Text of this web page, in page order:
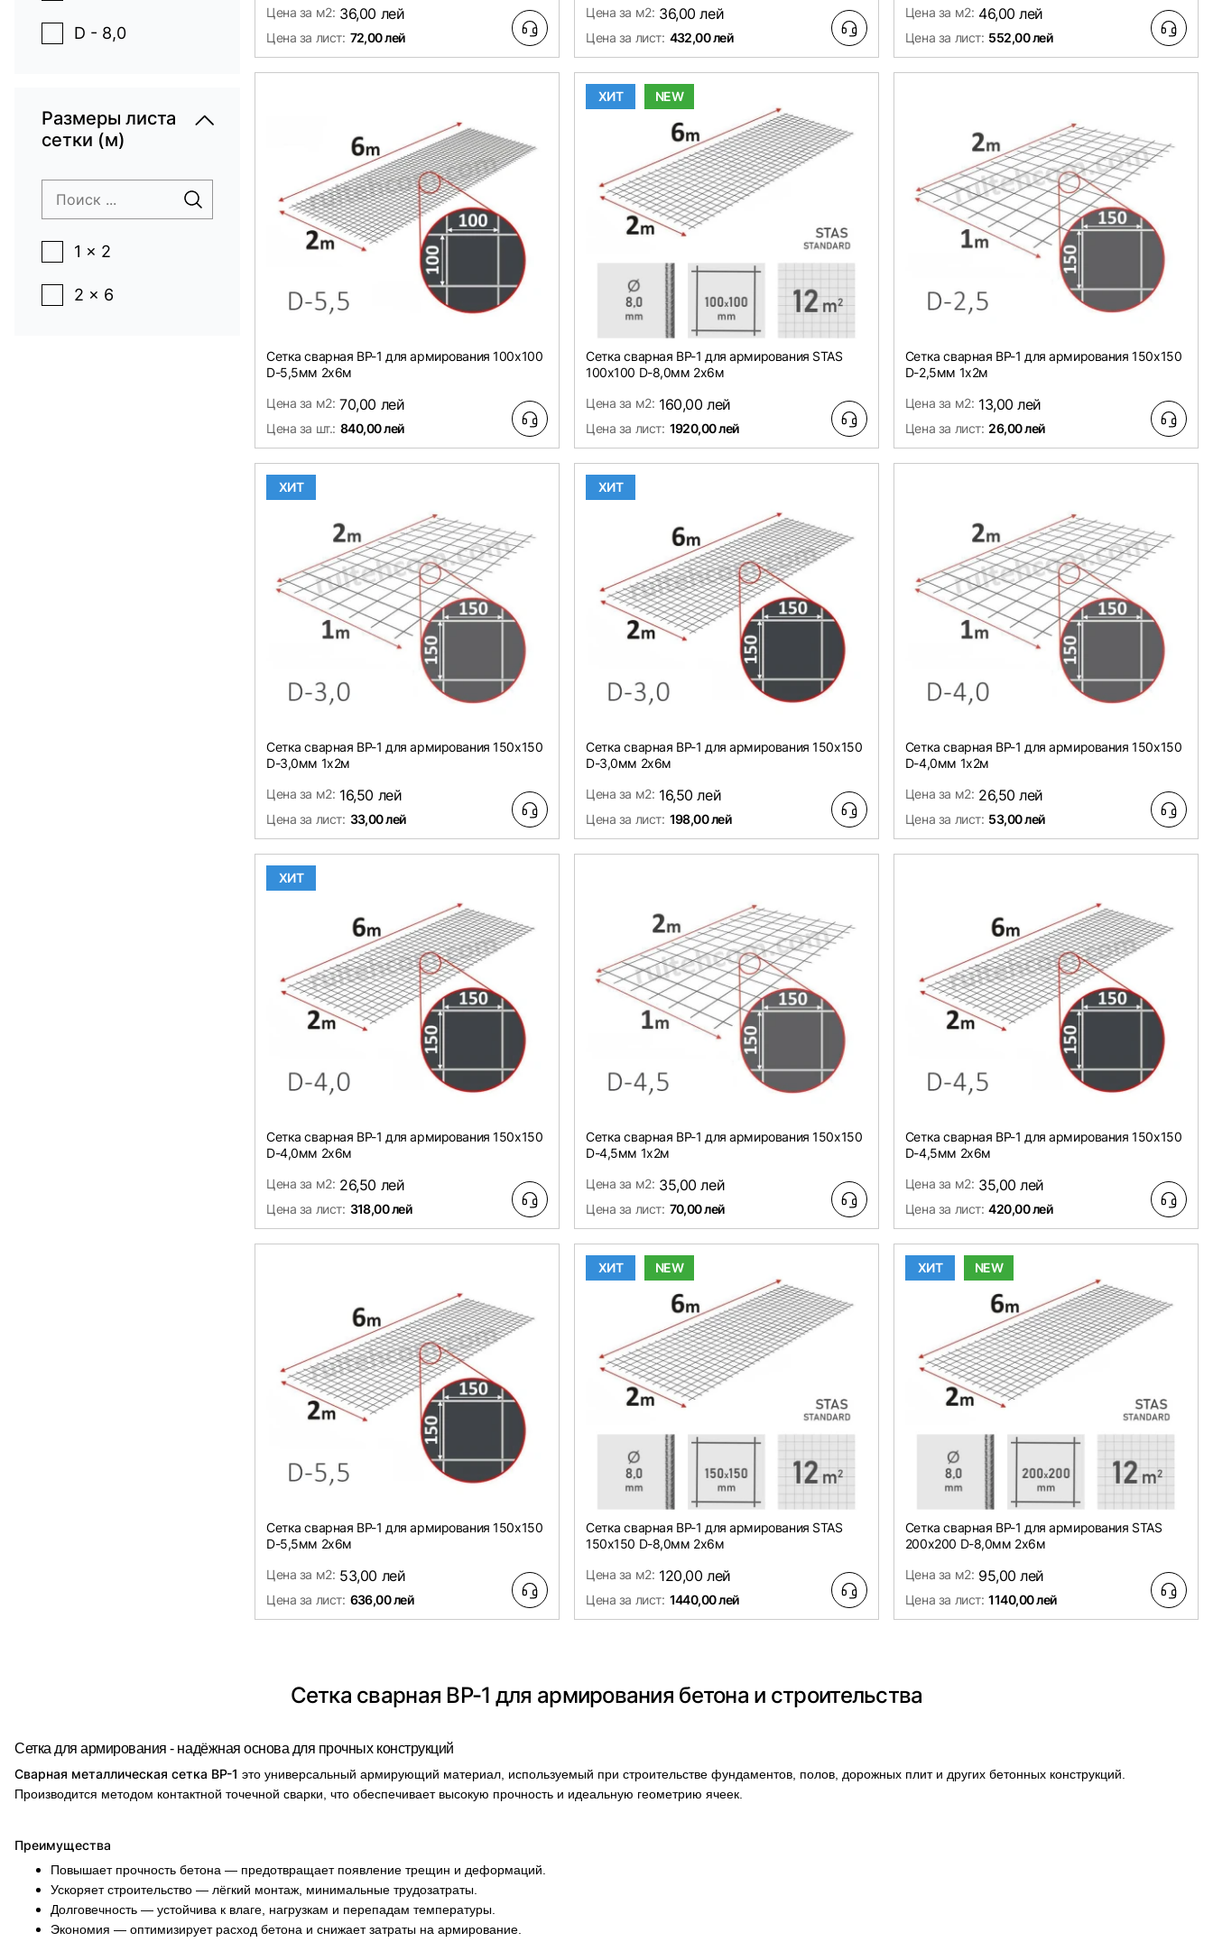
D - 8,0
Размеры листа
сетки (м)
1 x 2
2 x 6
Цена за м2: 36,00 лей
Цена за лист: 72,00 лей
Цена за м2: 36,00 лей
Цена за лист: 432,00 лей
Цена за м2: 46,00 лей
Цена за лист: 552,00 лей
Сетка сварная ВР-1 для армирования 100х100
D-5,5мм 2х6м
Цена за м2: 70,00 лей
Цена за шт.: 840,00 лей
ХИТ NEW
Сетка сварная ВР-1 для армирования STAS
100х100 D-8,0мм 2х6м
Цена за м2: 160,00 лей
Цена за лист: 1920,00 лей
Сетка сварная ВР-1 для армирования 150х150
D-2,5мм 1х2м
Цена за м2: 13,00 лей
Цена за лист: 26,00 лей
ХИТ
Сетка сварная ВР-1 для армирования 150х150
D-3,0мм 1х2м
Цена за м2: 16,50 лей
Цена за лист: 33,00 лей
ХИТ
Сетка сварная ВР-1 для армирования 150х150
D-3,0мм 2х6м
Цена за м2: 16,50 лей
Цена за лист: 198,00 лей
Сетка сварная ВР-1 для армирования 150х150
D-4,0мм 1х2м
Цена за м2: 26,50 лей
Цена за лист: 53,00 лей
ХИТ
Сетка сварная ВР-1 для армирования 150х150
D-4,0мм 2х6м
Цена за м2: 26,50 лей
Цена за лист: 318,00 лей
Сетка сварная ВР-1 для армирования 150х150
D-4,5мм 1х2м
Цена за м2: 35,00 лей
Цена за лист: 70,00 лей
Сетка сварная ВР-1 для армирования 150х150
D-4,5мм 2х6м
Цена за м2: 35,00 лей
Цена за лист: 420,00 лей
Сетка сварная ВР-1 для армирования 150х150
D-5,5мм 2х6м
Цена за м2: 53,00 лей
Цена за лист: 636,00 лей
ХИТ NEW
Сетка сварная ВР-1 для армирования STAS
150х150 D-8,0мм 2х6м
Цена за м2: 120,00 лей
Цена за лист: 1440,00 лей
ХИТ NEW
Сетка сварная ВР-1 для армирования STAS
200х200 D-8,0мм 2х6м
Цена за м2: 95,00 лей
Цена за лист: 1140,00 лей
Сетка сварная ВР-1 для армирования бетона и строительства
Сетка для армирования - надёжная основа для прочных конструкций
Сварная металлическая сетка ВР-1 это универсальный армирующий материал, используемый при строительстве фундаментов, полов, дорожных плит и других бетонных конструкций.
Производится методом контактной точечной сварки, что обеспечивает высокую прочность и идеальную геометрию ячеек.
Преимущества
Повышает прочность бетона — предотвращает появление трещин и деформаций.
Ускоряет строительство — лёгкий монтаж, минимальные трудозатраты.
Долговечность — устойчива к влаге, нагрузкам и перепадам температуры.
Экономия — оптимизирует расход бетона и снижает затраты на армирование.